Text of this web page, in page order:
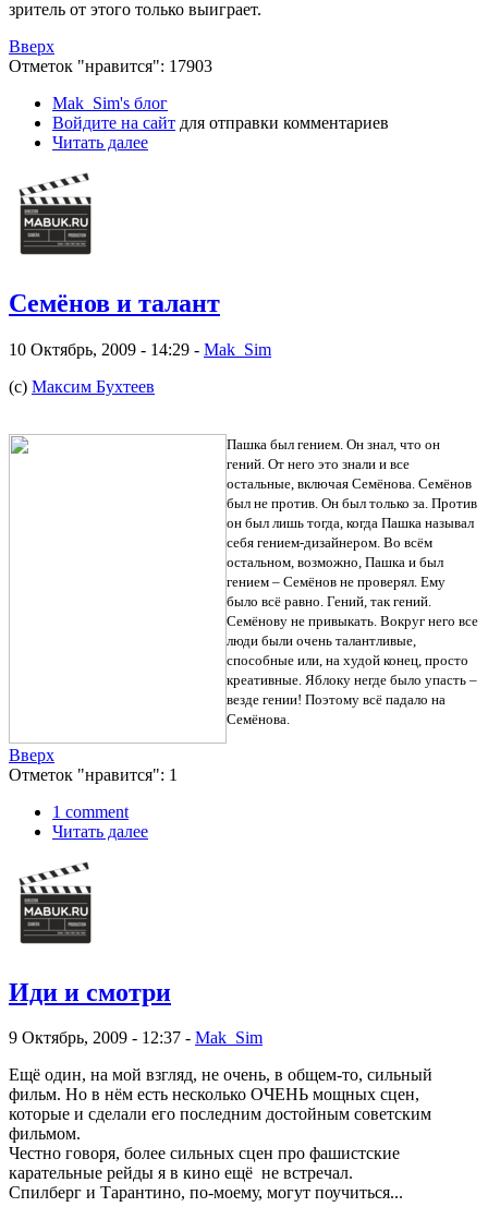
зритель от этого только выиграет.
Вверх
Отметок "нравится": 17903
Mak_Sim's блог
Войдите на сайт для отправки комментариев
Читать далее
Семёнов и талант
10 Октябрь, 2009 - 14:29 - Mak_Sim
(с) Максим Бухтеев
Пашка был гением. Он знал, что он
гений. От него это знали и все
остальные, включая Семёнова. Семёнов
был не против. Он был только за. Против
он был лишь тогда, когда Пашка называл
себя гением-дизайнером. Во всём
остальном, возможно, Пашка и был
гением – Семёнов не проверял. Ему
было всё равно. Гений, так гений.
Семёнову не привыкать. Вокруг него все
люди были очень талантливые,
способные или, на худой конец, просто
креативные. Яблоку негде было упасть –
везде гении! Поэтому всё падало на
Семёнова.
Вверх
Отметок "нравится": 1
1 comment
Читать далее
Иди и смотри
9 Октябрь, 2009 - 12:37 - Mak_Sim
Ещё один, на мой взгляд, не очень, в общем-то, сильный
фильм. Но в нём есть несколько ОЧЕНЬ мощных сцен,
которые и сделали его последним достойным советским
фильмом.
Честно говоря, более сильных сцен про фашистские
карательные рейды я в кино ещё не встречал.
Спилберг и Тарантино, по-моему, могут поучиться...